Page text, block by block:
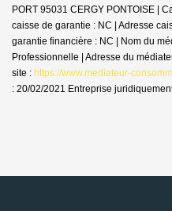
PORT 95031 CERGY PONTOISE |
caisse de garantie : NC | Adresse
garantie financière : NC | Nom du
Professionnelle | Adresse du
site : https://www.mediateur-
: 20/02/2021 Entreprise